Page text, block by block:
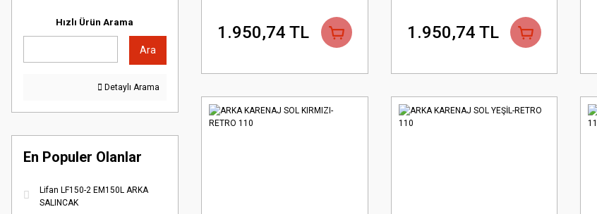
Hızlı Ürün Arama
Ara
Detaylı Arama
En Populer Olanlar
Lifan LF150-2 EM150L ARKA
SALINCAK
1.950,74 TL 1.950,74 TL